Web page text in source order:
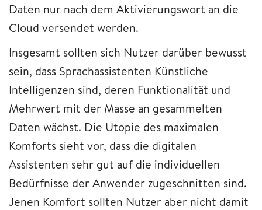
Daten nur nach dem Aktivierungswort an die
Cloud versendet werden.
Insgesamt sollten sich Nutzer darüber bewusst
sein, dass Sprachassistenten Künstliche
Intelligenzen sind, deren Funktionalität und
Mehrwert mit der Masse an gesammelten
Daten wächst. Die Utopie des maximalen
Komforts sieht vor, dass die digitalen
Assistenten sehr gut auf die individuellen
Bedürfnisse der Anwender zugeschnitten sind.
Jenen Komfort sollten Nutzer aber nicht damit